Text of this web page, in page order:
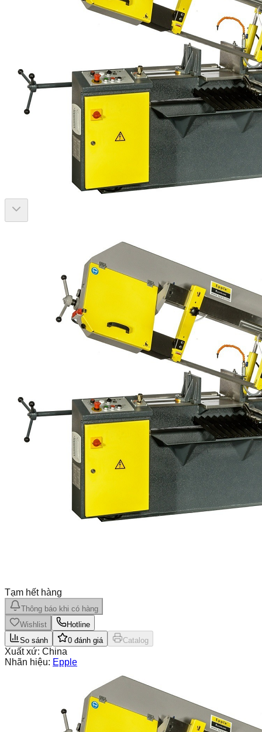
Tạm hết hàng
Thông báo khi có hàng
Wishlist
Hotline
So sánh
0 đánh giá Catalog
Xuất xứ: China
Nhãn hiệu: Epple